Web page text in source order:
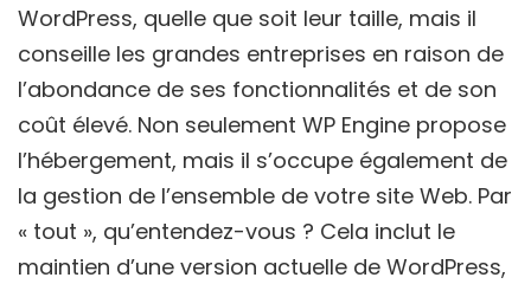
WordPress, quelle que soit leur taille, mais il
conseille les grandes entreprises en raison de
l’abondance de ses fonctionnalités et de son
coût élevé. Non seulement WP Engine propose
l’hébergement, mais il s’occupe également de
la gestion de l’ensemble de votre site Web. Par
« tout », qu’entendez-vous ? Cela inclut le
maintien d’une version actuelle de WordPress,